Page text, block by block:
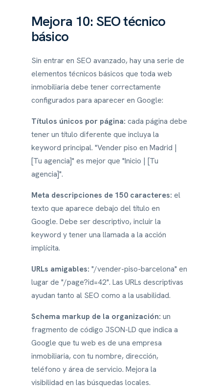
Mejora 10: SEO técnico
básico
Sin entrar en SEO avanzado, hay una serie de
elementos técnicos básicos que toda web
inmobiliaria debe tener correctamente
configurados para aparecer en Google:
Títulos únicos por página: cada página debe
tener un título diferente que incluya la
keyword principal. "Vender piso en Madrid |
[Tu agencia]" es mejor que "Inicio | [Tu
agencia]".
Meta descripciones de 150 caracteres: el
texto que aparece debajo del título en
Google. Debe ser descriptivo, incluir la
keyword y tener una llamada a la acción
implícita.
URLs amigables: "/vender-piso-barcelona" en
lugar de "/page?id=42". Las URLs descriptivas
ayudan tanto al SEO como a la usabilidad.
Schema markup de la organización: un
fragmento de código JSON-LD que indica a
Google que tu web es de una empresa
inmobiliaria, con tu nombre, dirección,
teléfono y área de servicio. Mejora la
visibilidad en las búsquedas locales.